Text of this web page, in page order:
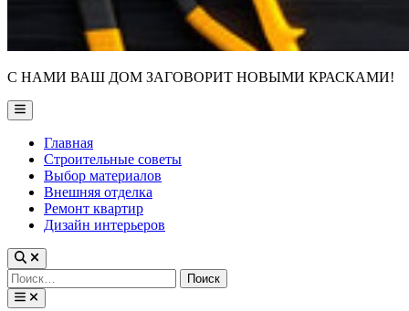
С НАМИ ВАШ ДОМ ЗАГОВОРИТ НОВЫМИ КРАСКАМИ!
Main
Menu
Главная
Строительные советы
Выбор материалов
Внешняя отделка
Ремонт квартир
Дизайн интерьеров
Найти: